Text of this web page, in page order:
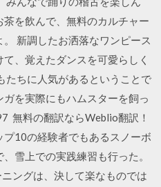
を飲んで、無料のカルチャー
新調したお洒落なワンピース
、覚えたダンスを可愛らしく
たちに人気があるということで
を実際にもハムスターを飼っ
無料の翻訳ならWeblio翻訳！
10の経験者でもあるスノーボ
雪上での実践練習も行った。
ングは、決して楽なものでは